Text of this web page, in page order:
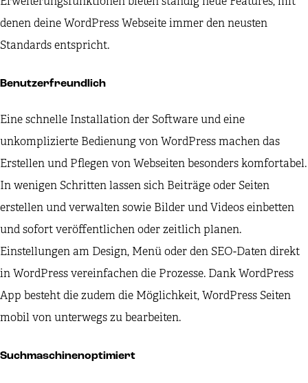
denen deine WordPress Webseite immer den neusten
Standards entspricht.
Benutzerfreundlich
Eine schnelle Installation der Software und eine
unkomplizierte Bedienung von WordPress machen das
Erstellen und Pflegen von Webseiten besonders komfortabel.
In wenigen Schritten lassen sich Beiträge oder Seiten
erstellen und verwalten sowie Bilder und Videos einbetten
und sofort veröffentlichen oder zeitlich planen.
Einstellungen am Design, Menü oder den SEO-Daten direkt
in WordPress vereinfachen die Prozesse. Dank WordPress
App besteht die zudem die Möglichkeit, WordPress Seiten
mobil von unterwegs zu bearbeiten.
Suchmaschinenoptimiert